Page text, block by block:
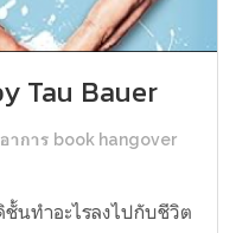
Tau Bauer
าการ book hangover
นทำอะไรลงไปกับชีวิต